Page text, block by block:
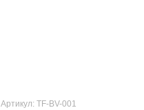
Артикул: TF-BV-001